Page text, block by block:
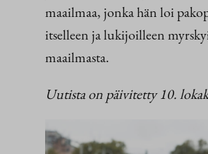
maailmaa, jonka hän loi
itselleen ja lukijoilleen
maailmasta.
Uutista on päivitetty 10.